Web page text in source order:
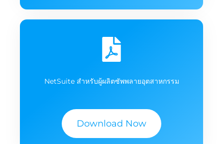
NetSuite สำหรับผู้ผลิตซัพพลายอุตสาหกรรม
Download Now